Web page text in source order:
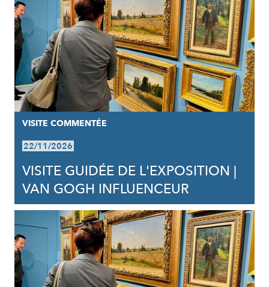
VISITE COMMENTÉE
22/11/2026
VISITE GUIDÉE DE L'EXPOSITION |
VAN GOGH INFLUENCEUR